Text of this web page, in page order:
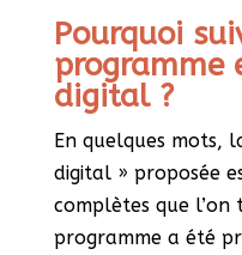
Pourquoi
programme
digital ?
En quelques mots,
digital » proposée
complètes que
programme a été